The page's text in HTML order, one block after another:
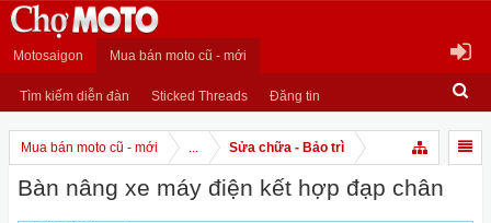
Motosaigon Mua bán moto cũ - mới
Tìm kiếm diễn đàn Sticked Threads Đăng tin
Mua bán moto cũ - mới ... Sửa chữa - Bảo trì
Bàn nâng xe máy điện kết hợp đạp chân